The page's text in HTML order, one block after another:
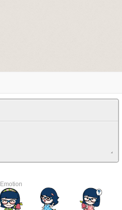
Emotion